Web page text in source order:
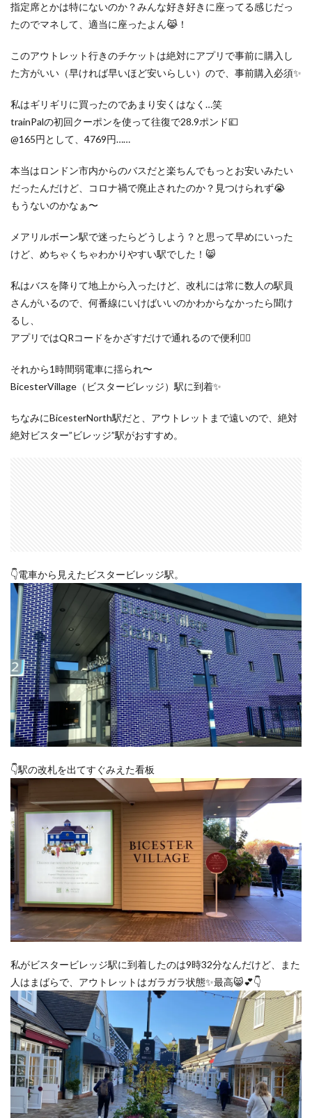
指定席とかは特にないのか？みんな好き好きに座ってる感じだっ
たのでマネして、適当に座ったよん😹！
このアウトレット行きのチケットは絶対にアプリで事前に購入し
た方がいい（早ければ早いほど安いらしい）ので、事前購入必須✨
私はギリギリに買ったのであまり安くはなく…笑
trainPalの初回クーポンを使って往復で28.9ポンド💷
@165円として、4769円……
本当はロンドン市内からのバスだと楽ちんでもっとお安いみたい
だったんだけど、コロナ禍で廃止されたのか？見つけられず😭
もうないのかなぁ〜
メアリルボーン駅で迷ったらどうしよう？と思って早めにいった
けど、めちゃくちゃわかりやすい駅でした！😸
私はバスを降りて地上から入ったけど、改札には常に数人の駅員
さんがいるので、何番線にいけばいいのかわからなかったら聞け
るし、
アプリではQRコードをかざすだけで通れるので便利🙆‍♀️
それから1時間弱電車に揺られ〜
BicesterVillage（ビスタービレッジ）駅に到着✨
ちなみにBicesterNorth駅だと、アウトレットまで遠いので、絶対
絶対ビスター”ビレッジ”駅がおすすめ。
👇電車から見えたビスタービレッジ駅。
👇駅の改札を出てすぐみえた看板
私がビスタービレッジ駅に到着したのは9時32分なんだけど、また
人はまばらで、アウトレットはガラガラ状態✨最高😸💕👇